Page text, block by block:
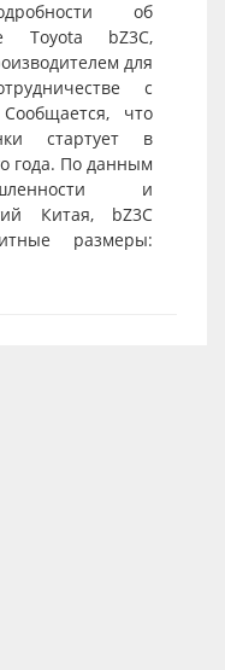
об
Toyota bZ3C,
для
с
что
стартует в
года. По данным
и
Китая, bZ3C
размеры: